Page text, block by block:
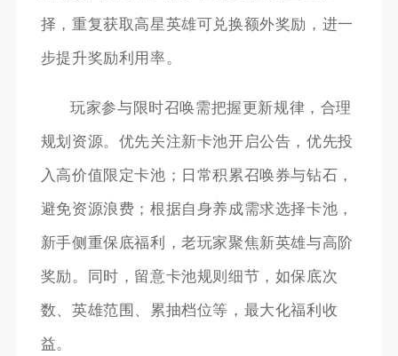
择，重复获取高星英雄可兑换额外奖励，进一
步提升奖励利用率。
玩家参与限时召唤需把握更新规律，合理
规划资源。优先关注新卡池开启公告，优先投
入高价值限定卡池；日常积累召唤券与钻石，
避免资源浪费；根据自身养成需求选择卡池，
新手侧重保底福利，老玩家聚焦新英雄与高阶
奖励。同时，留意卡池规则细节，如保底次
数、英雄范围、累抽档位等，最大化福利收
益。